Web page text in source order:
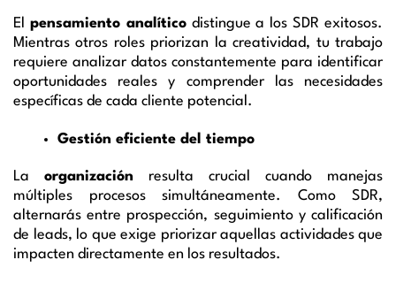
El pensamiento analíticodistingue a los SDR exitosos.
Mientras otros roles priorizan la creatividad, tu trabajo
requiere analizar datos constantemente para identificar
oportunidades reales y comprender las necesidades
específicas de cada cliente potencial.
Gestión eficiente del tiempo
La organización resulta crucial cuando manejas
múltiples procesos simultáneamente. Como SDR,
alternarás entre prospección, seguimiento y calificación
de leads, lo que exige priorizar aquellas actividades que
impacten directamente en los resultados.